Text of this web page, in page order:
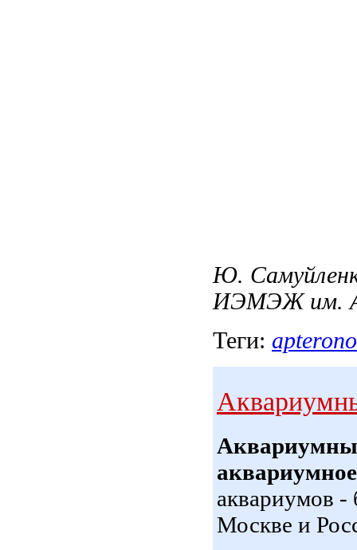
Ю.
ИЭМЭЖ им.
Теги:
аквариумов -
Москве и